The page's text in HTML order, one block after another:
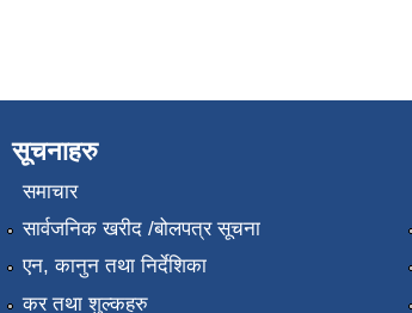
सूचनाहरु
समाचार
सार्वजनिक खरीद /बोलपत्र सूचना
एन, कानुन तथा निर्देशिका
कर तथा शुल्कहरु